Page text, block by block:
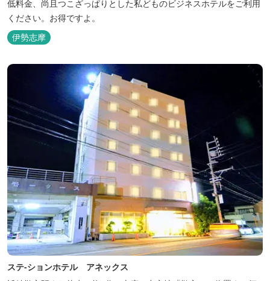
低料金、尚且つこざっぱりとした私どものビジネスホテルをご利用
ください。お得ですよ。
伊勢志摩
ステ-ションホテル アネックス